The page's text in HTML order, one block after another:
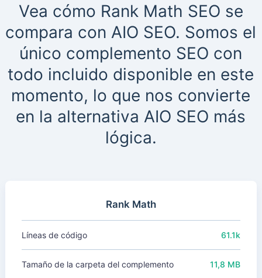
Vea cómo Rank Math SEO se
compara con AIO SEO. Somos el
único complemento SEO con
todo incluido disponible en este
momento, lo que nos convierte
en la alternativa AIO SEO más
lógica.
Rank Math
Líneas de código 61.1k
Tamaño de la carpeta del complemento 11,8 MB